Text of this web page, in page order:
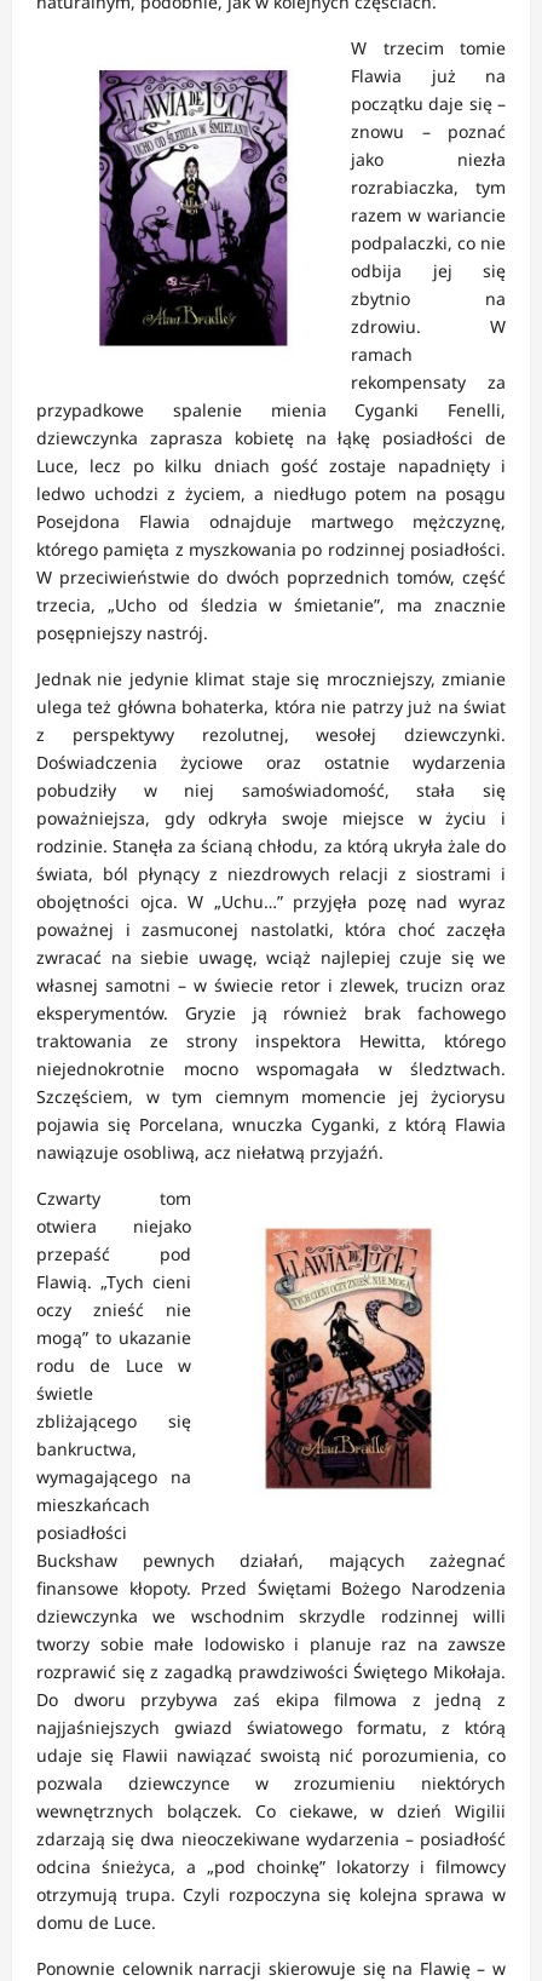
W trzecim tomie
Flawia już na
początku daje się –
znowu – poznać
jako niezła
rozrabiaczka, tym
razem w wariancie
podpalaczki, co nie
odbija jej się
zbytnio na
zdrowiu. W
ramach
rekompensaty za
przypadkowe spalenie mienia Cyganki Fenelli,
dziewczynka zaprasza kobietę na łąkę posiadłości de
Luce, lecz po kilku dniach gość zostaje napadnięty i
ledwo uchodzi z życiem, a niedługo potem na posągu
Posejdona Flawia odnajduje martwego mężczyznę,
którego pamięta z myszkowania po rodzinnej posiadłości.
W przeciwieństwie do dwóch poprzednich tomów, część
trzecia, „Ucho od śledzia w śmietanie”, ma znacznie
posępniejszy nastrój.
Jednak nie jedynie klimat staje się mroczniejszy, zmianie
ulega też główna bohaterka, która nie patrzy już na świat
z perspektywy rezolutnej, wesołej dziewczynki.
Doświadczenia życiowe oraz ostatnie wydarzenia
pobudziły w niej samoświadomość, stała się
poważniejsza, gdy odkryła swoje miejsce w życiu i
rodzinie. Stanęła za ścianą chłodu, za którą ukryła żale do
świata, ból płynący z niezdrowych relacji z siostrami i
obojętności ojca. W „Uchu…” przyjęła pozę nad wyraz
poważnej i zasmuconej nastolatki, która choć zaczęła
zwracać na siebie uwagę, wciąż najlepiej czuje się we
własnej samotni – w świecie retor i zlewek, trucizn oraz
eksperymentów. Gryzie ją również brak fachowego
traktowania ze strony inspektora Hewitta, którego
niejednokrotnie mocno wspomagała w śledztwach.
Szczęściem, w tym ciemnym momencie jej życiorysu
pojawia się Porcelana, wnuczka Cyganki, z którą Flawia
nawiązuje osobliwą, acz niełatwą przyjaźń.
Czwarty tom
otwiera niejako
przepaść pod
Flawią. „Tych cieni
oczy znieść nie
mogą” to ukazanie
rodu de Luce w
świetle
zbliżającego się
bankructwa,
wymagającego na
mieszkańcach
posiadłości
Buckshaw pewnych działań, mających zażegnać
finansowe kłopoty. Przed Świętami Bożego Narodzenia
dziewczynka we wschodnim skrzydle rodzinnej willi
tworzy sobie małe lodowisko i planuje raz na zawsze
rozprawić się z zagadką prawdziwości Świętego Mikołaja.
Do dworu przybywa zaś ekipa filmowa z jedną z
najjaśniejszych gwiazd światowego formatu, z którą
udaje się Flawii nawiązać swoistą nić porozumienia, co
pozwala dziewczynce w zrozumieniu niektórych
wewnętrznych bolączek. Co ciekawe, w dzień Wigilii
zdarzają się dwa nieoczekiwane wydarzenia – posiadłość
odcina śnieżyca, a „pod choinkę” lokatorzy i filmowcy
otrzymują trupa. Czyli rozpoczyna się kolejna sprawa w
domu de Luce.
Ponownie celownik narracji skierowuje się na Flawię – w